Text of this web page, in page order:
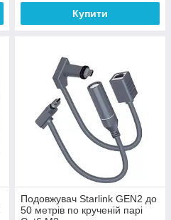
Купити
Подовжувач Starlink GEN2 до
50 метрів по крученій парі